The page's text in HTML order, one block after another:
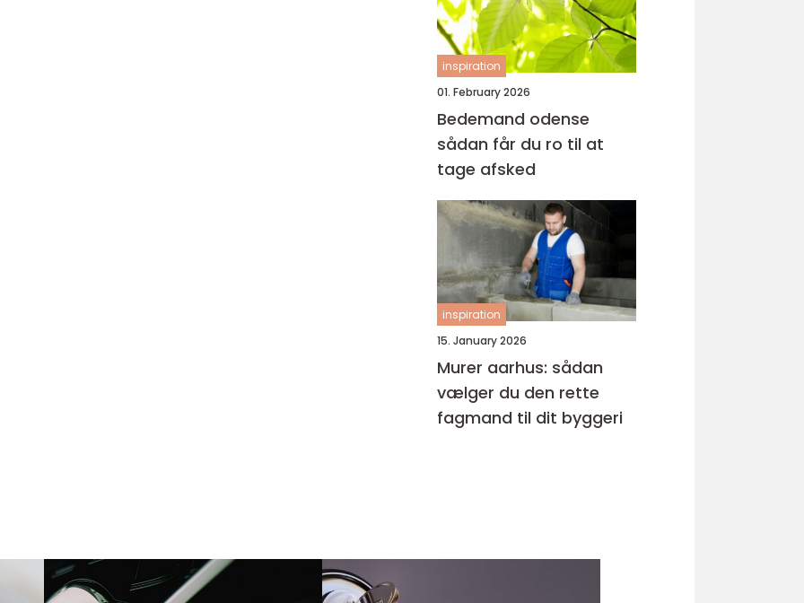
inspiration
01. February 2026
Bedemand odense
sådan får du ro til at
tage afsked
inspiration
15. January 2026
Murer aarhus: sådan
vælger du den rette
fagmand til dit byggeri